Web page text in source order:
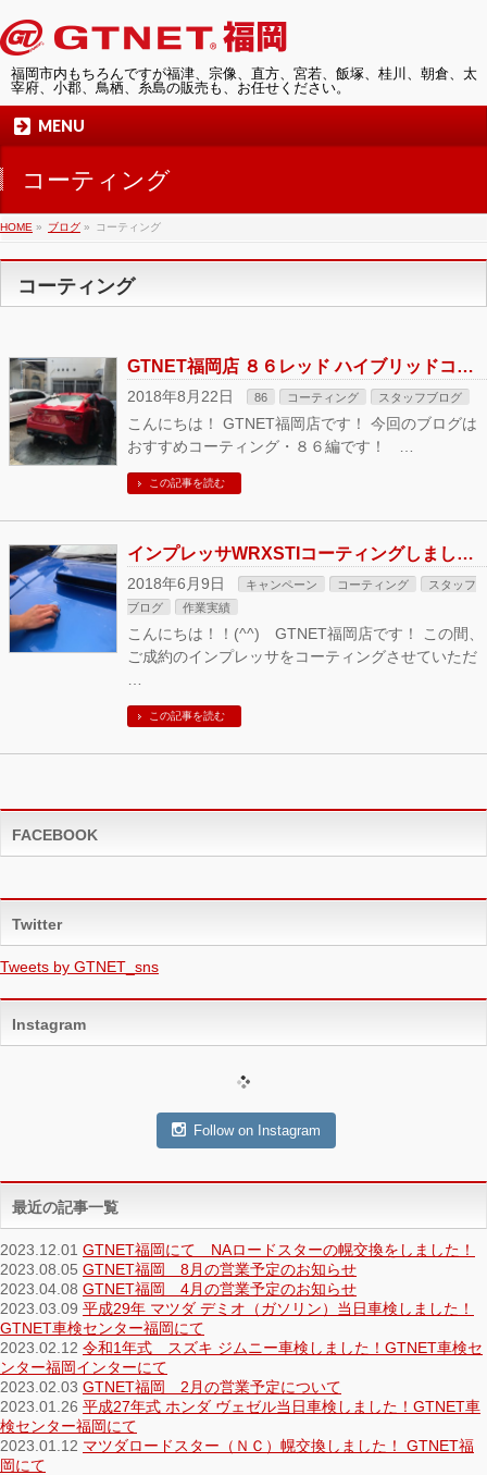
福岡市内もちろんですが福津、宗像、直方、宮若、飯塚、桂川、朝倉、太
宰府、小郡、鳥栖、糸島の販売も、お任せください。
MENU
コーティング
HOME » ブログ » コーティング
コーティング
GTNET福岡店 ８６レッド ハイブリッドコーティング
2018年8月22日 86 コーティング スタッフブログ
こんにちは！ GTNET福岡店です！ 今回のブログは
おすすめコーティング・８６編です！ …
この記事を読む
インプレッサWRXSTIコーティングしました！
2018年6月9日 キャンペーン コーティング
スタッフ
ブログ
作業実績
こんにちは！！(^^) GTNET福岡店です！ この間、
ご成約のインプレッサをコーティングさせていただ
この記事を読む
FACEBOOK
Twitter
Tweets by GTNET_sns
Instagram
Follow on Instagram
最近の記事一覧
2023.12.01 GTNET福岡にて NAロードスターの幌交換をしました！
2023.08.05 GTNET福岡 8月の営業予定のお知らせ
2023.04.08 GTNET福岡 4月の営業予定のお知らせ
2023.03.09 平成29年 マツダ デミオ（ガソリン）当日車検しました！
GTNET車検センター福岡にて
2023.02.12 令和1年式 スズキ ジムニー車検しました！GTNET車検セ
ンター福岡インターにて
2023.02.03 GTNET福岡 2月の営業予定について
2023.01.26 平成27年式 ホンダ ヴェゼル当日車検しました！GTNET車
検センター福岡にて
2023.01.12 マツダロードスター（ＮＣ）幌交換しました！ GTNET福
岡にて